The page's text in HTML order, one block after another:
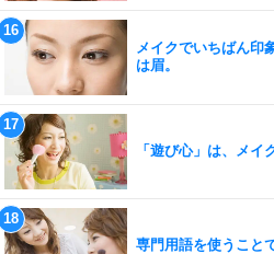
メイクでいちばん印
は眉。
「遊び心」は、メイ
専門用語を使うこと